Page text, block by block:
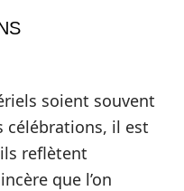
soient souvent
célébrations, il est
reflètent
que l’on